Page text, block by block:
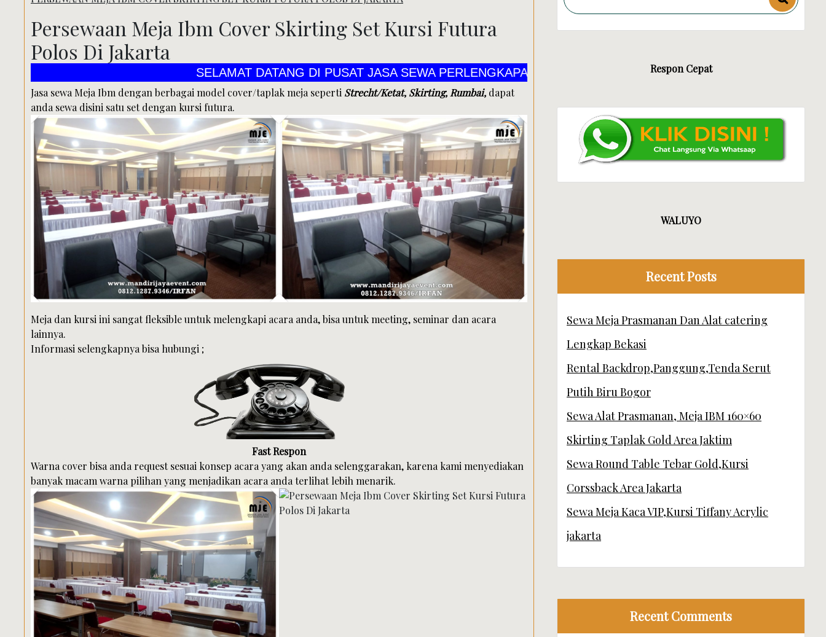
Persewaan Meja Ibm Cover Skirting Set Kursi Futura
Polos Di Jakarta
SELAMAT DATANG DI PUSAT JASA SEWA PERLENGKAPAN ALAT PESTA CV MANDIRI JAYA EVENT
Jasa sewa Meja Ibm dengan berbagai model cover/taplak meja seperti Strecht/Ketat, Skirting, Rumbai, dapat
anda sewa disini satu set dengan kursi futura.
Meja dan kursi ini sangat fleksible untuk melengkapi acara anda, bisa untuk meeting, seminar dan acara
lainnya.
Informasi selengkapnya bisa hubungi ;
Fast Respon
Warna cover bisa anda request sesuai konsep acara yang akan anda selenggarakan, karena kami menyediakan
banyak macam warna pilihan yang menjadikan acara anda terlihat lebih menarik.
Respon Cepat
WALUYO
Recent Posts
Sewa Meja Prasmanan Dan Alat catering
Lengkap Bekasi
Rental Backdrop,Panggung,Tenda Serut
Putih Biru Bogor
Sewa Alat Prasmanan, Meja IBM 160×60
Skirting Taplak Gold Area Jaktim
Sewa Round Table Tebar Gold,Kursi
Corssback Area Jakarta
Sewa Meja Kaca VIP,Kursi Tiffany Acrylic
jakarta
Recent Comments